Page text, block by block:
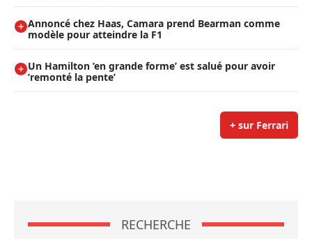
Annoncé chez Haas, Camara prend Bearman comme
modèle pour atteindre la F1
Un Hamilton ’en grande forme’ est salué pour avoir
’remonté la pente’
+ sur Ferrari
RECHERCHE